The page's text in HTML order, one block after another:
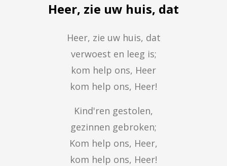
Heer, zie uw huis, dat
Heer, zie uw huis, dat
verwoest en leeg is;
kom help ons, Heer
kom help ons, Heer!
Kind'ren gestolen,
gezinnen gebroken;
Kom help ons, Heer,
kom help ons, Heer!